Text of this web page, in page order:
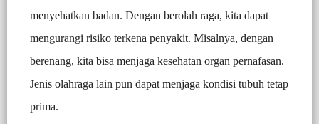
menyehatkan badan. Dengan berolah raga, kita dapat
mengurangi risiko terkena penyakit. Misalnya, dengan
berenang, kita bisa menjaga kesehatan organ pernafasan.
Jenis olahraga lain pun dapat menjaga kondisi tubuh tetap
prima.